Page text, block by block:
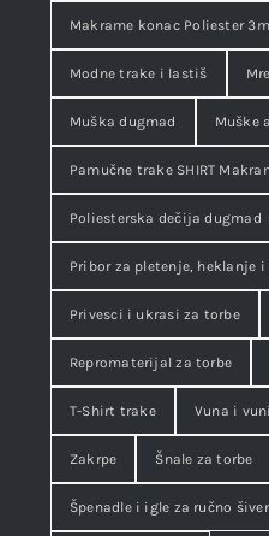
Makrame konac Poliester
Modne trake i lastiš
Muška dugmad Muške
Pamučne trake SHIRT
Poliesterska dečija dugmad
Pribor za pletenje, heklanje i
Privesci i ukrasi za torbe
Repromaterijal za torbe
T-Shirt trake Vuna i
Zakrpe Šnale za torbe
Špenadle i igle za ručno